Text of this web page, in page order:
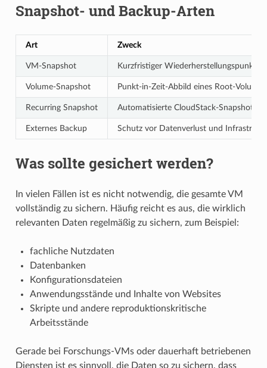
Snapshot- und Backup-Arten
Art Zweck
VM-Snapshot Kurzfristiger Wiederherstellungspunkt
Volume-Snapshot Punkt-in-Zeit-Abbild eines Root-
Recurring Snapshot Automatisierte CloudStack-Snapshots
Externes Backup Schutz vor Datenverlust und
Was sollte gesichert werden?
In vielen Fällen ist es nicht notwendig, die gesamte VM
vollständig zu sichern. Häufig reicht es aus, die wirklich
relevanten Daten regelmäßig zu sichern, zum Beispiel:
fachliche Nutzdaten
Datenbanken
Konfigurationsdateien
Anwendungsstände und Inhalte von Websites
Skripte und andere reproduktionskritische
Arbeitsstände
Gerade bei Forschungs-VMs oder dauerhaft betriebenen
Diensten ist es sinnvoll, die Daten so zu sichern, dass